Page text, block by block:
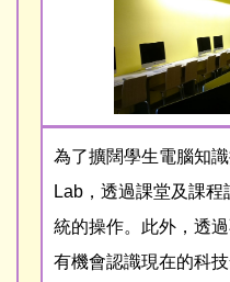
為了擴闊學生電腦知
Lab，透過課堂及課
統的操作。此外，透
有機會認識現在的科